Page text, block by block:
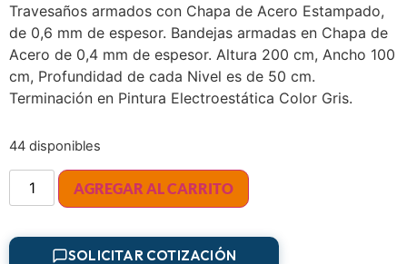
Travesaños armados con Chapa de Acero Estampado,
de 0,6 mm de espesor. Bandejas armadas en Chapa de
Acero de 0,4 mm de espesor. Altura 200 cm, Ancho 100
cm, Profundidad de cada Nivel es de 50 cm.
Terminación en Pintura Electroestática Color Gris.
44 disponibles
AGREGAR AL CARRITO
SOLICITAR COTIZACIÓN